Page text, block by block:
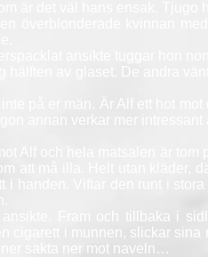
ansikte tuggar hon
hälften av glaset. De andra
på er män. Är Alf ett hot
annan verkar mer intressant
Alf och hela matsalen är tom
att må illa. Helt utan kläder,
i handen. Viftar den runt i
Fram och tillbaka i
cigarett i munnen, slickar
sakta ner mot naveln…